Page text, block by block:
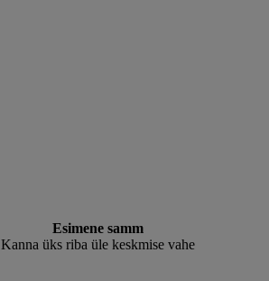
Esimene samm
Kanna üks riba üle keskmise vahe